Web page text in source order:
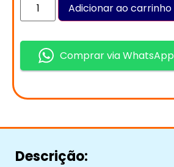
Adicionar ao carrinho
Comprar via WhatsApp
Descrição: